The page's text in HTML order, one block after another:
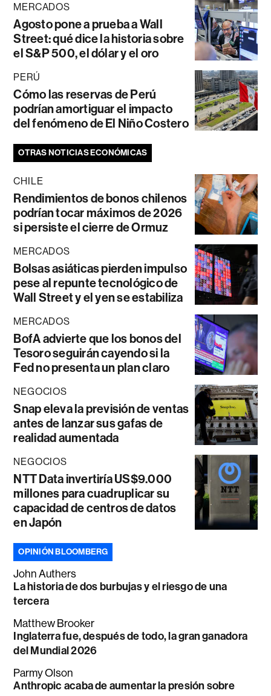
MERCADOS
Agosto pone a prueba a Wall
Street: qué dice la historia sobre
el S&P 500, el dólar y el oro
PERÚ
Cómo las reservas de Perú
podrían amortiguar el impacto
del fenómeno de El Niño Costero
OTRAS NOTICIAS ECONÓMICAS
CHILE
Rendimientos de bonos chilenos
podrían tocar máximos de 2026
si persiste el cierre de Ormuz
MERCADOS
Bolsas asiáticas pierden impulso
pese al repunte tecnológico de
Wall Street y el yen se estabiliza
MERCADOS
BofA advierte que los bonos del
Tesoro seguirán cayendo si la
Fed no presenta un plan claro
NEGOCIOS
Snap eleva la previsión de ventas
antes de lanzar sus gafas de
realidad aumentada
NEGOCIOS
NTT Data invertiría US$9.000
millones para cuadruplicar su
capacidad de centros de datos
en Japón
OPINIÓN BLOOMBERG
John Authers
La historia de dos burbujas y el riesgo de una
tercera
Matthew Brooker
Inglaterra fue, después de todo, la gran ganadora
del Mundial 2026
Parmy Olson
Anthropic acaba de aumentar la presión sobre